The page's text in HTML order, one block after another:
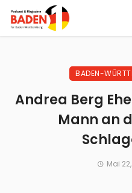
BADEN-
Andrea Berg
Mann an
Mai